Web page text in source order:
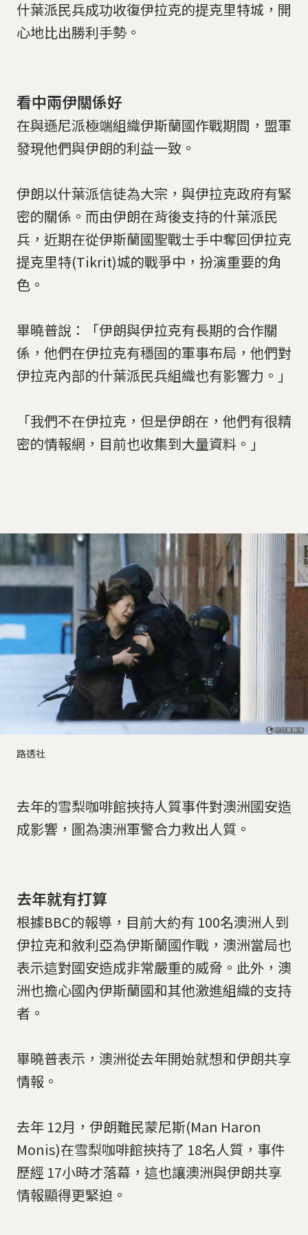
什葉派民兵成功收復伊拉克的提克里特城，開
心地比出勝利手勢。
看中兩伊關係好
在與遜尼派極端組織伊斯蘭國作戰期間，盟軍
發現他們與伊朗的利益一致。
伊朗以什葉派信徒為大宗，與伊拉克政府有緊
密的關係。而由伊朗在背後支持的什葉派民
兵，近期在從伊斯蘭國聖戰士手中奪回伊拉克
提克里特(Tikrit)城的戰爭中，扮演重要的角
色。
畢曉普說：「伊朗與伊拉克有長期的合作關
係，他們在伊拉克有穩固的軍事布局，他們對
伊拉克內部的什葉派民兵組織也有影響力。」
「我們不在伊拉克，但是伊朗在，他們有很精
密的情報網，目前也收集到大量資料。」
路透社
去年的雪梨咖啡館挾持人質事件對澳洲國安造
成影響，圖為澳洲軍警合力救出人質。
去年就有打算
根據BBC的報導，目前大約有 100名澳洲人到
伊拉克和敘利亞為伊斯蘭國作戰，澳洲當局也
表示這對國安造成非常嚴重的威脅。此外，澳
洲也擔心國內伊斯蘭國和其他激進組織的支持
者。
畢曉普表示，澳洲從去年開始就想和伊朗共享
情報。
去年 12月，伊朗難民蒙尼斯(Man Haron
Monis)在雪梨咖啡館挾持了 18名人質，事件
歷經 17小時才落幕，這也讓澳洲與伊朗共享
情報顯得更緊迫。